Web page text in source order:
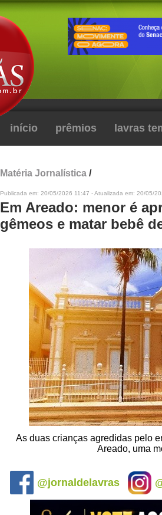
início prêmios lavras
Matéria Jornalística /
Publicada em: 20/05/2026 11:47 - Atualizada em: 20/05/
Em Areado: menor é
gêmeos e matar bebê
As duas crianças agredidas pelo
Areado, uma
@jornaldelavras